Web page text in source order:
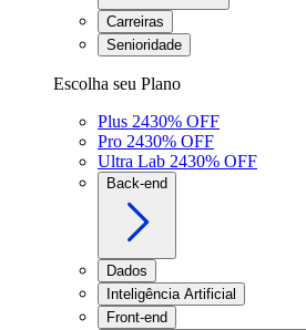
Carreiras
Senioridade
Escolha seu Plano
Plus 2430% OFF
Pro 2430% OFF
Ultra Lab 2430% OFF
Back-end
Dados
Inteligência Artificial
Front-end